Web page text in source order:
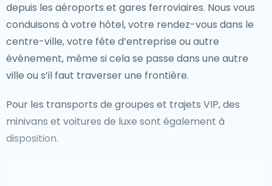
depuis les aéroports et gares ferroviaires. Nous vous
conduisons à votre hôtel, votre rendez-vous dans le
centre-ville, votre fête d’entreprise ou autre
événement, même si cela se passe dans une autre
ville ou s’il faut traverser une frontière.
Pour les transports de groupes et trajets VIP, des
minivans et voitures de luxe sont également à
disposition.